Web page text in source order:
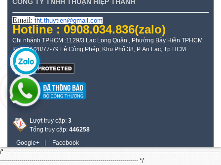
Email: tht.thuytien@gmail.com
Hotline : 0908.034.836(zalo)
Chi nhánh TPHCM :1129/3 Lạc Long Quân , Phường Bảy Hiền TPHCM
Kho: 21/20/77-79 Lê Công Phép, Khu Phố 38, P. An Lạc, Tp HCM
Lượt truy cập: 3
Tổng truy cập: 446258
Google+
|
Facebook
/* --- ---------------------------------------------------------------------------------------------------------
---------------------------------------------------------------------- */